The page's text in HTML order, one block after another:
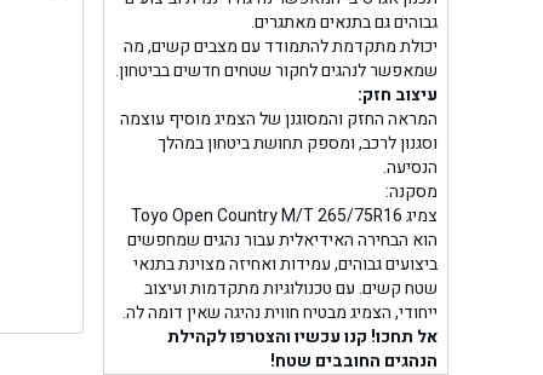
גבוהים גם בתנאים מאתגרים.
יכולת מתקדמת להתמודד עם מצבים קשים, מה
שמאפשר לנהגים לחקור שטחים חדשים בביטחון.
עיצוב חזק:
המראה החזק והמסוגנן של הצמיג מוסיף עוצמה
וסגנון לרכב, ומספק תחושת ביטחון במהלך
הנסיעה.
מסקנה:
צמיג Toyo Open Country M/T 265/75R16
הוא הבחירה האידיאלית עבור נהגים שמחפשים
ביצועים גבוהים, עמידות ואחיזה מצוינת בתנאי
שטח קשים. עם טכנולוגיות מתקדמות ועיצוב
ייחודי, הצמיג מבטיח חווית נהיגה שאין דומה לה.
אל תחכו! קנו עכשיו והצטרפו לקהילת
הנהגים החובבים שטח!